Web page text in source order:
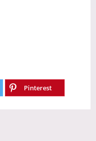
Pinterest
20 seriöse